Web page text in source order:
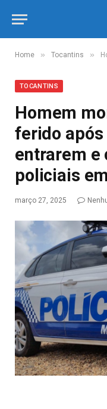
Home » Tocantins »
TOCANTINS
Homem
ferido
entrarem e
policiais
março 27, 2025